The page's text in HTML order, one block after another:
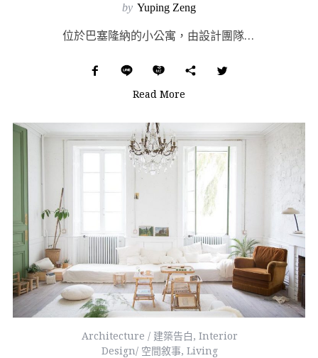
by Yuping Zeng
位於巴塞隆納的小公寓，由設計團隊 narch 接手改造後，這棟建於 20 世紀初的屋宇在此獲得了新生...
Read More
Architecture / 建築告白,Interior
Design/ 空間敘事,Living